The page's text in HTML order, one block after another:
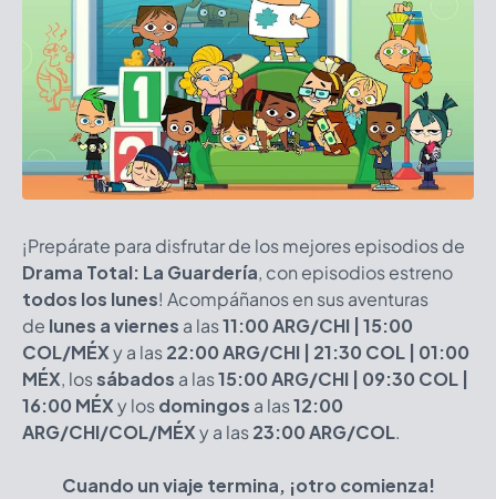
¡Prepárate para disfrutar de los mejores episodios de
Drama Total: La Guardería, con episodios estreno
todos los lunes! Acompáñanos en sus aventuras
de lunes a viernes a las11:00 ARG/CHI | 15:00
COL/MÉXy a las22:00 ARG/CHI | 21:30 COL | 01:00
MÉX, lossábados a las15:00 ARG/CHI | 09:30 COL |
16:00 MÉXy losdomingos a las12:00
ARG/CHI/COL/MÉXy a las23:00 ARG/COL.
Cuando un viaje termina, ¡otro comienza!